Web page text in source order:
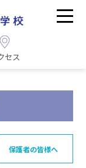
セス
保護者の皆様へ